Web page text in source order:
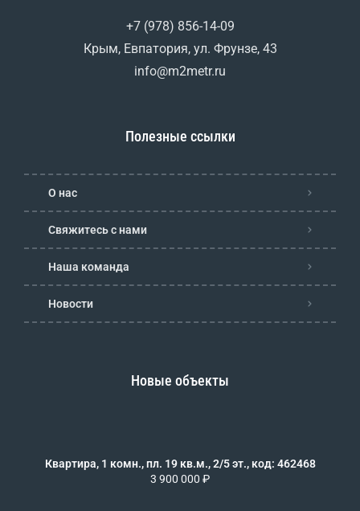
+7 (978) 856-14-09
Крым, Евпатория, ул. Фрунзе, 43
info@m2metr.ru
Полезные ссылки
О нас
Свяжитесь с нами
Наша команда
Новости
Новые объекты
Квартира, 1 комн., пл. 19 кв.м., 2/5 эт., код: 462468
3 900 000 ₽